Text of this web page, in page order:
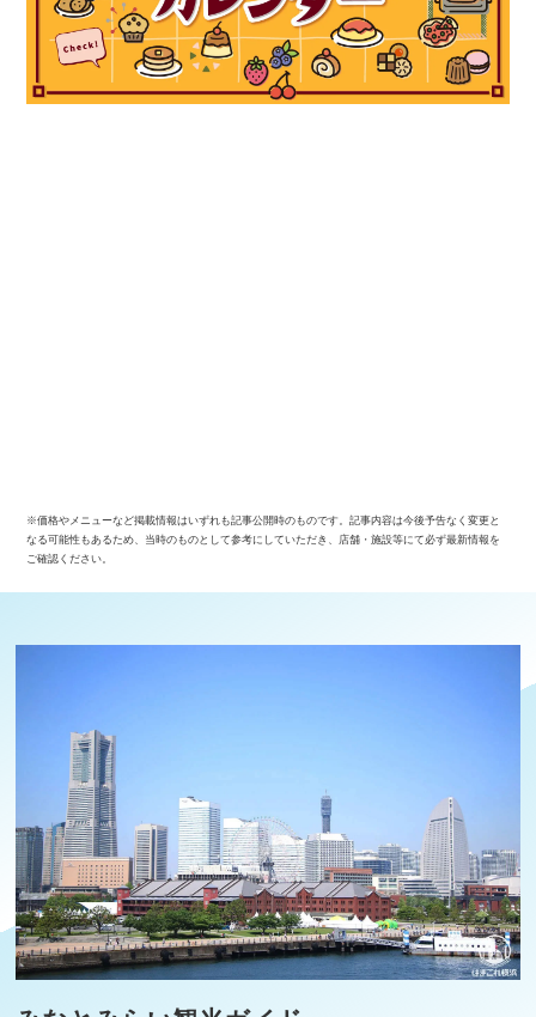
※価格やメニューなど掲載情報はいずれも記事公開時のものです。記事内容は今後予告なく変更と
なる可能性もあるため、当時のものとして参考にしていただき、店舗・施設等にて必ず最新情報を
ご確認ください。